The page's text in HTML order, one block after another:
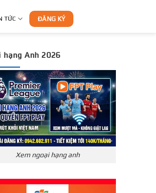
TỨC ĐĂNG KÝ
hạng Anh 2026
Xem ngoại hạng anh